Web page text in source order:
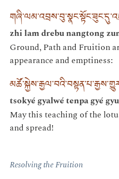
zhi lam drebu nangtong
Ground, Path and Fruition
appearance and emptiness:
tsokyé gyalwé tenpa gyé
May this teaching of the
and spread!
Resolving the Fruition